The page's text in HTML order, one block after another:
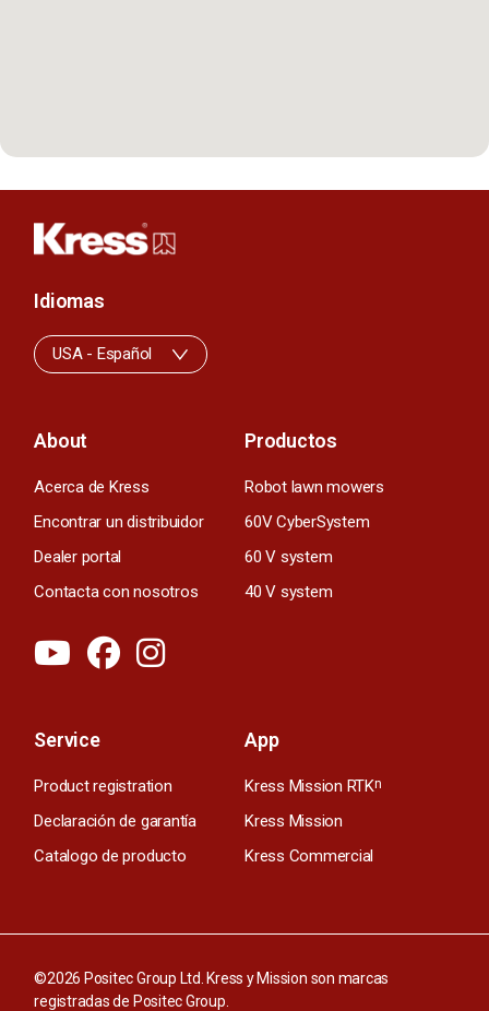
About
Acerca de Kress
Encontrar un distribuidor
Dealer portal
Contacta con nosotros
Productos
Robot lawn mowers
60V CyberSystem
60 V system
40 V system
Service
Product registration
Declaración de garantía
Catalogo de producto
App
Kress Mission RTKn
Kress Mission
Kress Commercial
Idiomas
USA - Español
©2026 Positec Group Ltd. Kress y Mission son marcas
registradas de Positec Group.